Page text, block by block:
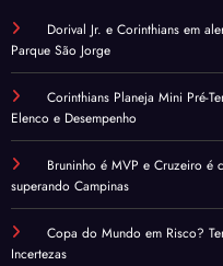
Dorival Jr. e Corinthians em
Parque São Jorge
Corinthians Planeja Mini Pré-
Elenco e Desempenho
Bruninho é MVP e Cruzeiro é
superando Campinas
Copa do Mundo em Risco?
Incertezas